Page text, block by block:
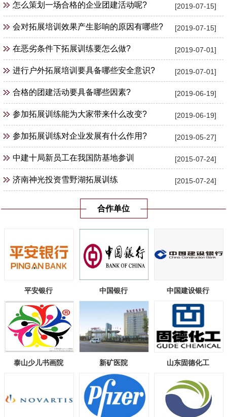
[2019-07-15]
怎么策划一场合格的企业团建活动呢?
[2019-07-15]
会对拓展培训效果产生影响的原因有哪些?
[2019-07-01]
在恶劣条件下拓展训练要怎么做?
[2019-07-01]
进行户外拓展培训要具备哪些安全意识?
[2019-06-19]
合格的团建活动要具备哪些因素?
[2019-06-19]
参加拓展训练能为大家带来什么改变?
[2019-05-27]
参加拓展训练对企业发展有什么作用?
[2015-07-24]
中建十局新员工在我国防基地参训
[2015-07-24]
济南神光投资雪野湖拓展训练
合作单位
平安银行 中国银行 中国建设银行
泰山少儿书画院 新矿医院 山东固德化工